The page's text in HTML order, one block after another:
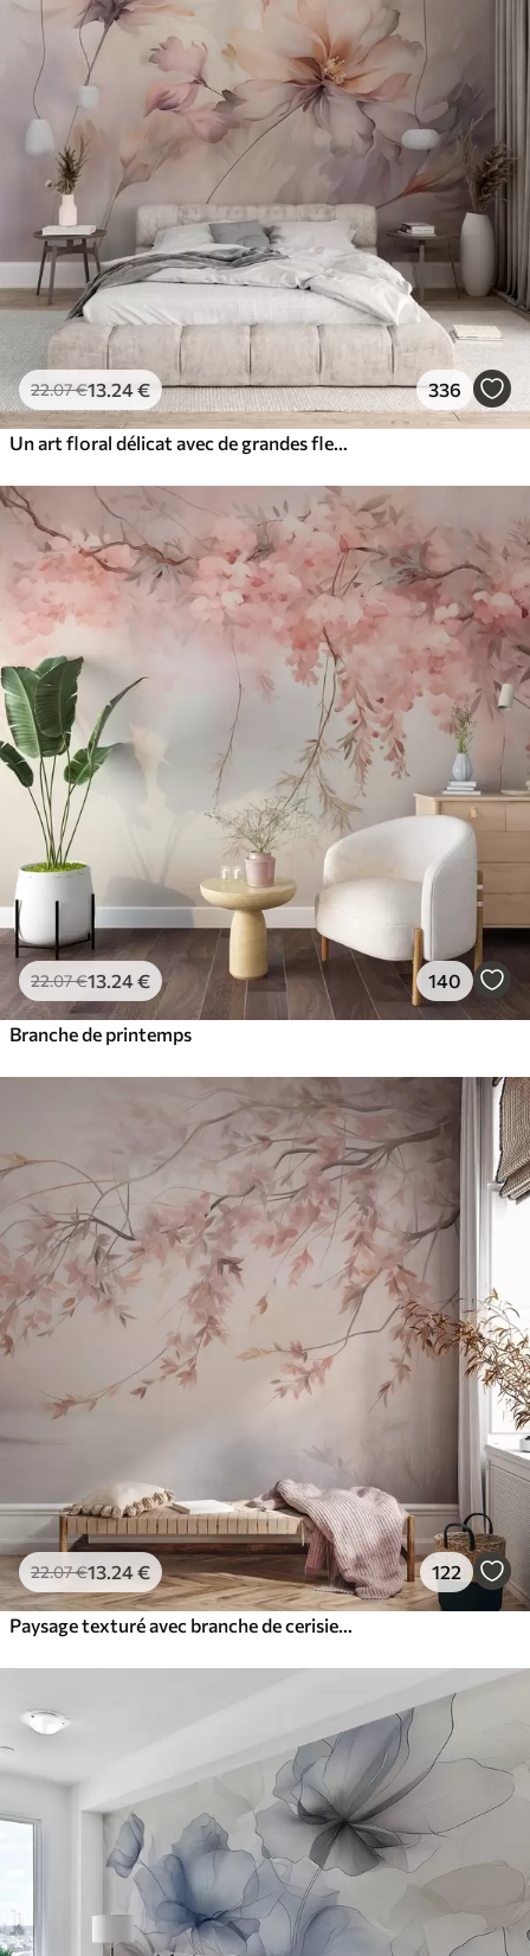
22.07€13 .24€ 336
22.07€13 .24€ 140
Branche de printemps
22.07€13 .24€ 122